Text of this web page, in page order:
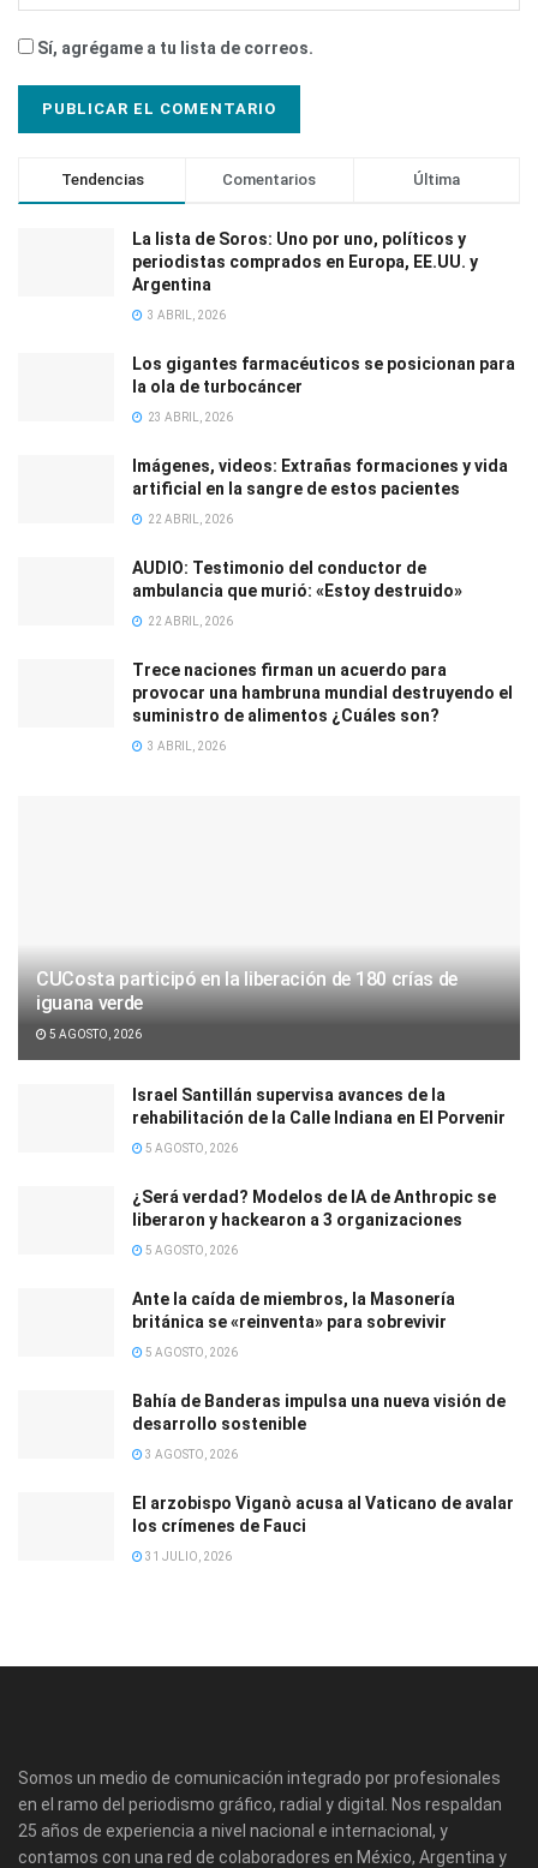
Sí, agrégame a tu lista de correos.
Tendencias Comentarios Última
La lista de Soros: Uno por uno, políticos y
periodistas comprados en Europa, EE.UU. y
Argentina
3 ABRIL, 2026
Los gigantes farmacéuticos se posicionan para
la ola de turbocáncer
23 ABRIL, 2026
Imágenes, videos: Extrañas formaciones y vida
artificial en la sangre de estos pacientes
22 ABRIL, 2026
AUDIO: Testimonio del conductor de
ambulancia que murió: «Estoy destruido»
22 ABRIL, 2026
Trece naciones firman un acuerdo para
provocar una hambruna mundial destruyendo el
suministro de alimentos ¿Cuáles son?
3 ABRIL, 2026
CUCosta participó en la liberación de 180 crías de
iguana verde
5 AGOSTO, 2026
Israel Santillán supervisa avances de la
rehabilitación de la Calle Indiana en El Porvenir
5 AGOSTO, 2026
¿Será verdad? Modelos de IA de Anthropic se
liberaron y hackearon a 3 organizaciones
5 AGOSTO, 2026
Ante la caída de miembros, la Masonería
británica se «reinventa» para sobrevivir
5 AGOSTO, 2026
Bahía de Banderas impulsa una nueva visión de
desarrollo sostenible
3 AGOSTO, 2026
El arzobispo Viganò acusa al Vaticano de avalar
los crímenes de Fauci
31 JULIO, 2026
Somos un medio de comunicación integrado por profesionales
en el ramo del periodismo gráfico, radial y digital. Nos respaldan
25 años de experiencia a nivel nacional e internacional, y
contamos con una red de colaboradores en México, Argentina y